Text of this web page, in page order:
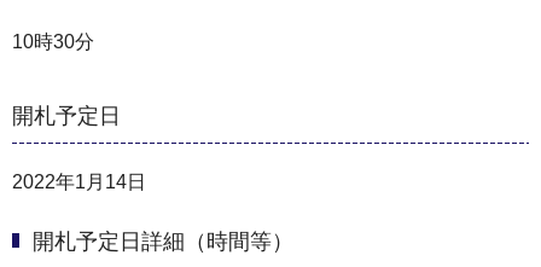
10時30分
開札予定日
2022年1月14日
開札予定日詳細（時間等）